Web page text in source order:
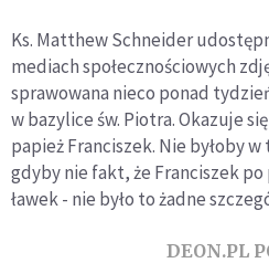
Ks. Matthew Schneider
mediach społecznościowych
sprawowana nieco ponad
w bazylice św. Piotra. Okazuje
papież Franciszek. Nie byłoby
gdyby nie fakt, że Franciszek
ławek - nie było to żadne
DEON.PL